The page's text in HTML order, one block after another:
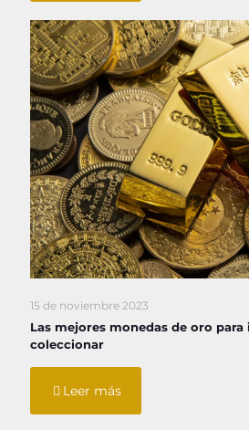
15 de noviembre 2023
Las mejores monedas de oro
coleccionar
Leer más